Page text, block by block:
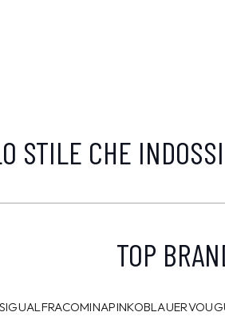
STILE CHE
TOP
FRACOMINAPINKOBLAUER